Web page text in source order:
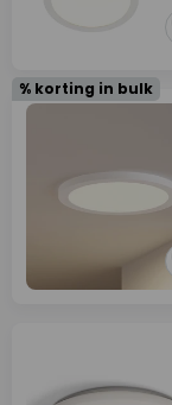
% korting in bulk